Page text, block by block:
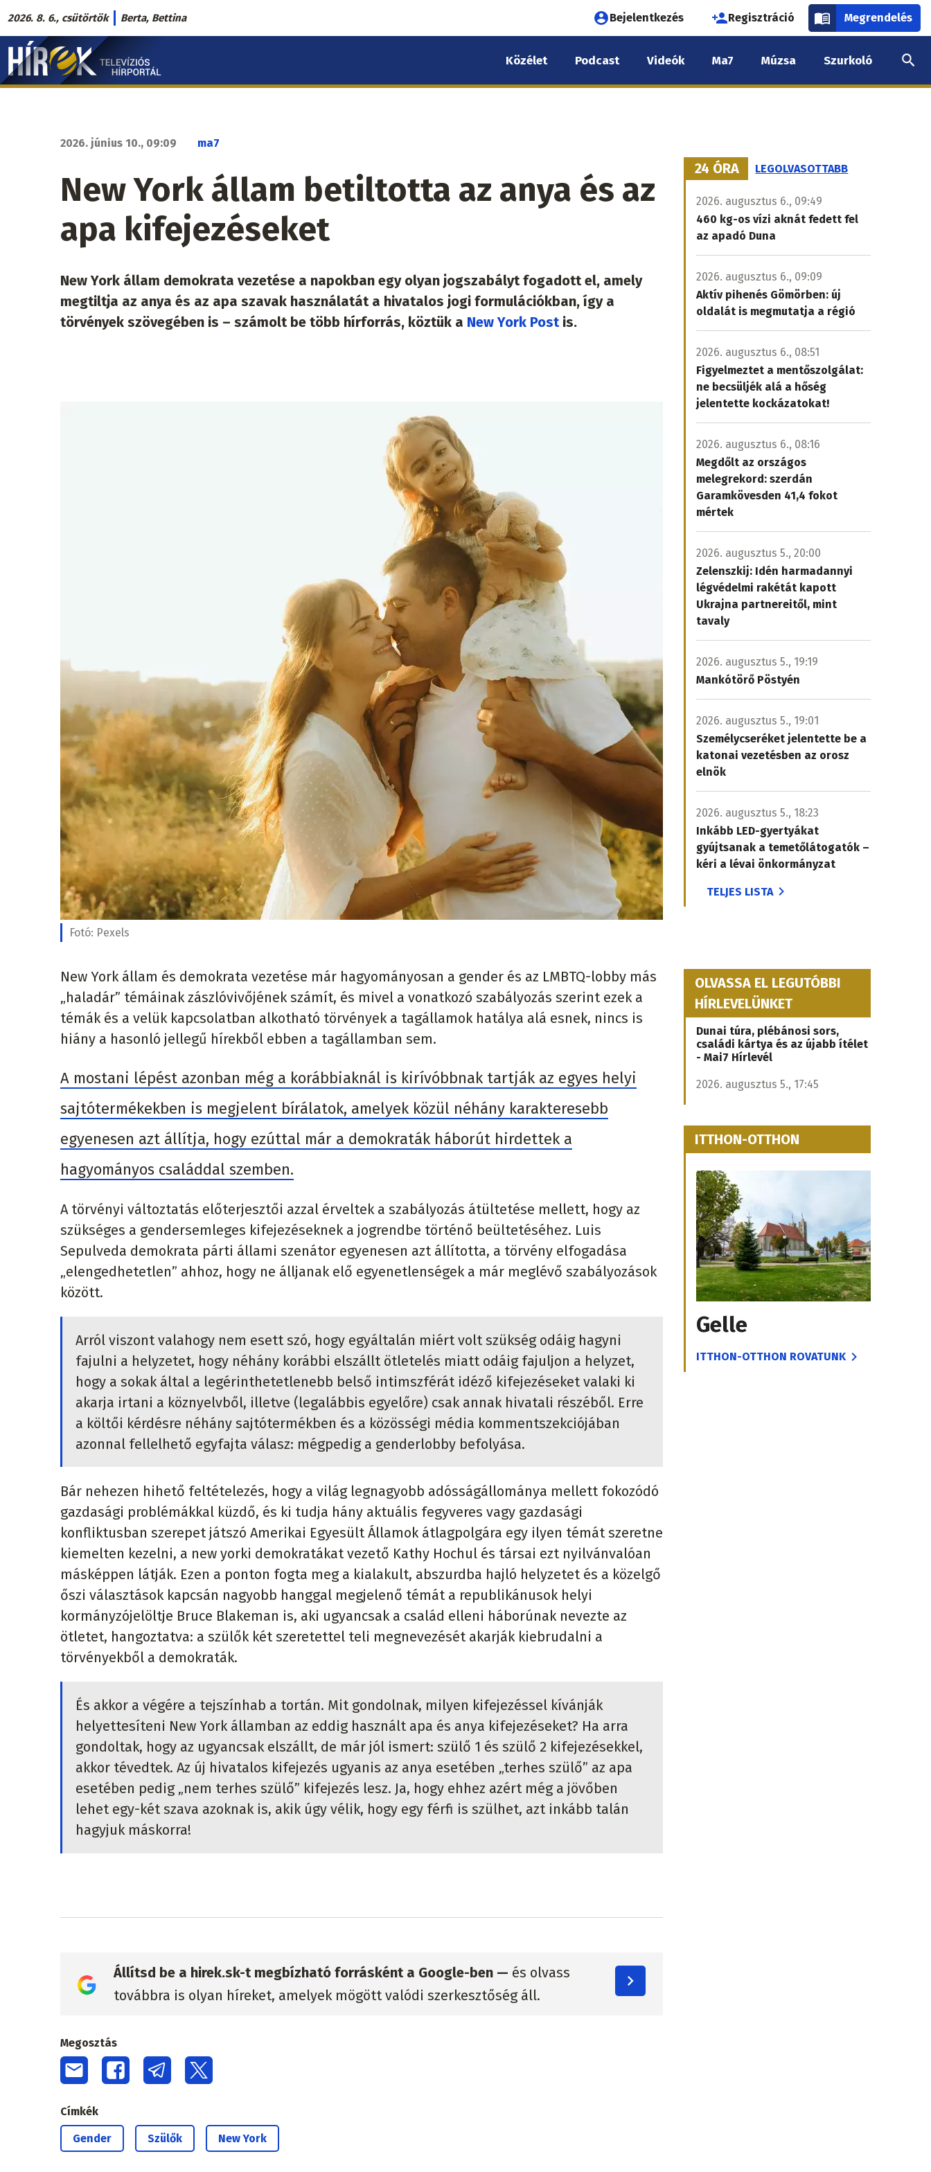
Ugrás
a
tartalomra
2026. 8. 6., csütörtök Berta, Bettina
Felhasználói
fiók
menüje
Bejelentkezés Regisztráció Megrendelés
Hírek.sk
fő
Közélet Podcast Videók Ma7 Múzsa Szurkoló
2026. június 10., 09:09 ma7
New York állam betiltotta az anya és az
apa kifejezéseket
New York állam demokrata vezetése a napokban egy olyan jogszabályt fogadott el, amely
megtiltja az anya és az apa szavak használatát a hivatalos jogi formulációkban, így a
törvények szövegében is – számolt be több hírforrás, köztük a New York Postis.
Fotó: Pexels
New York állam és demokrata vezetése már hagyományosan a gender és az LMBTQ-lobby más
„haladár” témáinak zászlóvivőjének számít, és mivel a vonatkozó szabályozás szerint ezek a
témák és a velük kapcsolatban alkotható törvények a tagállamok hatálya alá esnek, nincs is
hiány a hasonló jellegű hírekből ebben a tagállamban sem.
A mostani lépést azonban még a korábbiaknál is kirívóbbnak tartják az egyes helyi
sajtótermékekben is megjelent bírálatok, amelyek közül néhány karakteresebb
egyenesen azt állítja, hogy ezúttal már a demokraták háborút hirdettek a
hagyományos családdal szemben.
A törvényi változtatás előterjesztői azzal érveltek a szabályozás átültetése mellett, hogy az
szükséges a gendersemleges kifejezéseknek a jogrendbe történő beültetéséhez. Luis
Sepulveda demokrata párti állami szenátor egyenesen azt állította, a törvény elfogadása
„elengedhetetlen” ahhoz, hogy ne álljanak elő egyenetlenségek a már meglévő szabályozások
között.
Arról viszont valahogy nem esett szó, hogy egyáltalán miért volt szükség odáig hagyni
fajulni a helyzetet, hogy néhány korábbi elszállt ötletelés miatt odáig fajuljon a helyzet,
hogy a sokak által a legérinthetetlenebb belső intimszférát idéző kifejezéseket valaki ki
akarja irtani a köznyelvből, illetve (legalábbis egyelőre) csak annak hivatali részéből. Erre
a költői kérdésre néhány sajtótermékben és a közösségi média kommentszekciójában
azonnal fellelhető egyfajta válasz: mégpedig a genderlobby befolyása.
Bár nehezen hihető feltételezés, hogy a világ legnagyobb adósságállománya mellett fokozódó
gazdasági problémákkal küzdő, és ki tudja hány aktuális fegyveres vagy gazdasági
konfliktusban szerepet játszó Amerikai Egyesült Államok átlagpolgára egy ilyen témát szeretne
kiemelten kezelni, a new yorki demokratákat vezető Kathy Hochul és társai ezt nyilvánvalóan
másképpen látják. Ezen a ponton fogta meg a kialakult, abszurdba hajló helyzetet és a közelgő
őszi választások kapcsán nagyobb hanggal megjelenő témát a republikánusok helyi
kormányzójelöltje Bruce Blakeman is, aki ugyancsak a család elleni háborúnak nevezte az
ötletet, hangoztatva: a szülők két szeretettel teli megnevezését akarják kiebrudalni a
törvényekből a demokraták.
És akkor a végére a tejszínhab a tortán. Mit gondolnak, milyen kifejezéssel kívánják
helyettesíteni New York államban az eddig használt apa és anya kifejezéseket? Ha arra
gondoltak, hogy az ugyancsak elszállt, de már jól ismert: szülő 1 és szülő 2 kifejezésekkel,
akkor tévedtek. Az új hivatalos kifejezés ugyanis az anya esetében „terhes szülő” az apa
esetében pedig „nem terhes szülő” kifejezés lesz. Ja, hogy ehhez azért még a jövőben
lehet egy-két szava azoknak is, akik úgy vélik, hogy egy férfi is szülhet, azt inkább talán
hagyjuk máskorra!
Állítsd be a hirek.sk-t megbízható forrásként a Google-ben — és olvass
továbbra is olyan híreket, amelyek mögött valódi szerkesztőség áll.
Megosztás
Címkék
Gender Szülők New York
24 ÓRA LEGOLVASOTTABB
2026. augusztus 6., 09:49
460 kg-os vízi aknát fedett fel
az apadó Duna
2026. augusztus 6., 09:09
Aktív pihenés Gömörben: új
oldalát is megmutatja a régió
2026. augusztus 6., 08:51
Figyelmeztet a mentőszolgálat:
ne becsüljék alá a hőség
jelentette kockázatokat!
2026. augusztus 6., 08:16
Megdőlt az országos
melegrekord: szerdán
Garamkövesden 41,4 fokot
mértek
2026. augusztus 5., 20:00
Zelenszkij: Idén harmadannyi
légvédelmi rakétát kapott
Ukrajna partnereitől, mint
tavaly
2026. augusztus 5., 19:19
Mankótörő Pöstyén
2026. augusztus 5., 19:01
Személycseréket jelentette be a
katonai vezetésben az orosz
elnök
2026. augusztus 5., 18:23
Inkább LED-gyertyákat
gyújtsanak a temetőlátogatók –
kéri a lévai önkormányzat
TELJES LISTA
OLVASSA EL LEGUTÓBBI
HÍRLEVELÜNKET
Dunai túra, plébánosi sors,
családi kártya és az újabb ítélet
- Mai7 Hírlevél
2026. augusztus 5., 17:45
ITTHON-OTTHON
Gelle
ITTHON-OTTHON ROVATUNK